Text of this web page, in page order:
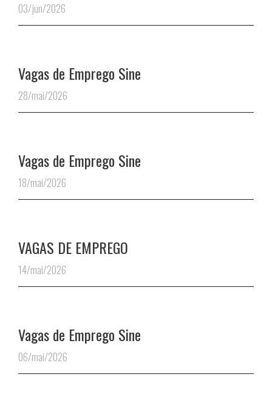
03/jun/2026
Vagas de Emprego Sine
28/mai/2026
Vagas de Emprego Sine
18/mai/2026
VAGAS DE EMPREGO
14/mai/2026
Vagas de Emprego Sine
06/mai/2026